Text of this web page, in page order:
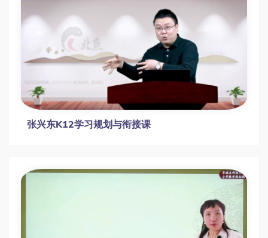
张兴东K12学习规划与衔接课